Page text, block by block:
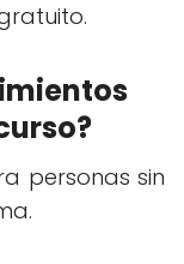
personas sin